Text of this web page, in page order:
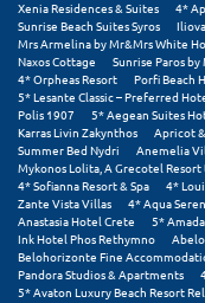
Πάτμος
Πάτρα
Παύλιανη
Πειραιάς
Πελοπόννησος
Πήλιο
Xenia Residences & Suites
4*
Sunrise Beach Suites Syros
Mrs Armelina by Mr&Mrs White
Naxos Cottage
Sunrise Paros
4* Orpheas Resort
Porfi Beach
5* Lesante Classic – Preferred
Polis 1907
5* Aegean Suites
Karras Livin Zakynthos
Apricot
Summer Bed Nydri
Anemelia
Mykonos Lolita, A Grecotel Resort
4* Sofianna Resort & Spa
4*
Zante Vista Villas
4* Aqua
Anastasia Hotel Crete
5*
Ink Hotel Phos Rethymno
Belohorizonte Fine
Pandora Studios & Apartments
5* Avaton Luxury Beach Resort